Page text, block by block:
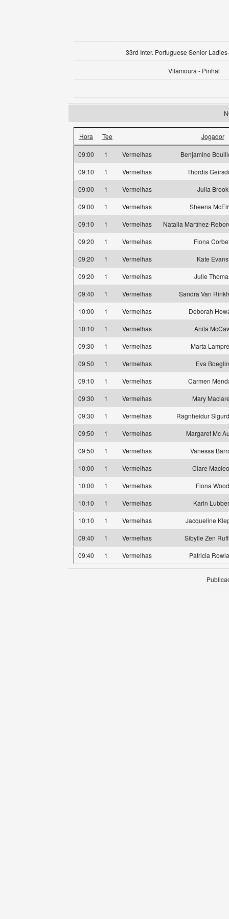
33rd Inter. Portuguese Senior
Vilamoura - Pinhal
Hora Tee Jogador
09:00 1 Vermelhas
Benjamine
09:10
1 Vermelhas
Thordis
09:00
1 Vermelhas
Julia Brook
09:00
1 Vermelhas
Sheena
09:10
1 Vermelhas
Natalia Martínez-
09:20
1 Vermelhas
Fiona
09:20
1 Vermelhas
Kate Evans
09:20
1 Vermelhas
Julie
09:40
1 Vermelhas
Sandra Van
10:00
1 Vermelhas
Deborah
10:10
1 Vermelhas
Anita
09:30
1 Vermelhas
Marta
09:50
1 Vermelhas
Eva Boeglin
09:10
1 Vermelhas
Carmen
09:30
1 Vermelhas
Mary
09:30
1 Vermelhas
Ragnheidur
09:50
1 Vermelhas
Margaret Mc
09:50
1 Vermelhas
Vanessa
10:00
1 Vermelhas
Clare
10:00
1 Vermelhas
Fiona Wood
10:10
1 Vermelhas
Karin
10:10
1 Vermelhas
Jacqueline
09:40
1 Vermelhas
Sibylle Zen
09:40
1 Vermelhas Patricia